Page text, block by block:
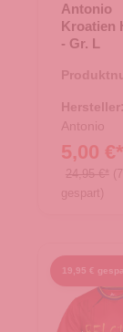
Antonio
Kroatien Herren
- Gr. L
Hersteller:
Antonio
5,00 €*
24,95 €*
gespart)
19,95 €